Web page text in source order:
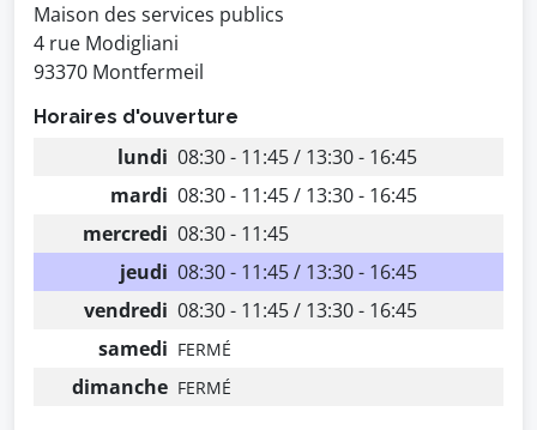
Maison des services publics
4 rue Modigliani
93370 Montfermeil
Horaires d'ouverture
lundi 08:30 - 11:45 / 13:30 - 16:45
mardi 08:30 - 11:45 / 13:30 - 16:45
mercredi 08:30 - 11:45
jeudi 08:30 - 11:45 / 13:30 - 16:45
vendredi 08:30 - 11:45 / 13:30 - 16:45
samedi FERMÉ
dimanche FERMÉ